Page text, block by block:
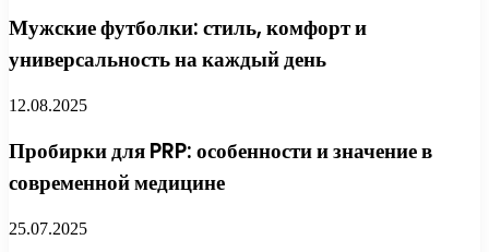
Мужские футболки: стиль, комфорт и
универсальность на каждый день
12.08.2025
Пробирки для PRP: особенности и значение в
современной медицине
25.07.2025